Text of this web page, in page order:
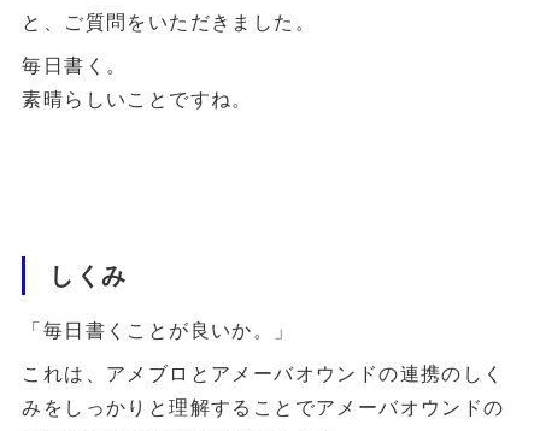
と、ご質問をいただきました。
毎日書く。
素晴らしいことですね。
しくみ
「毎日書くことが良いか。」
これは、アメブロとアメーバオウンドの連携のしく
みをしっかりと理解することでアメーバオウンドの